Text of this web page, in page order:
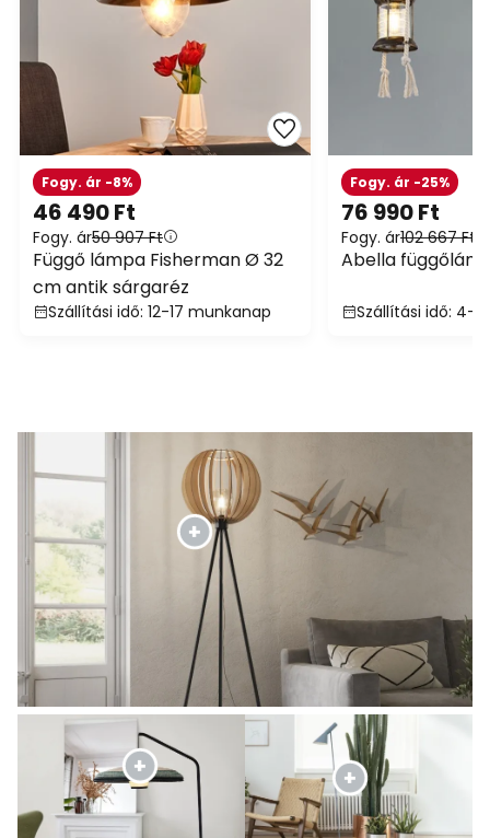
46 490 Ft
Fogy. ár50 907 Ft
Fogy. ár -8%
Függő lámpa Fisherman Ø 32
cm antik sárgaréz
Szállítási idő: 12-17 munkanap
76 990 Ft
Fogy. ár102 667 Ft
Fogy. ár -25%
Abella
Szállítási idő: 4-